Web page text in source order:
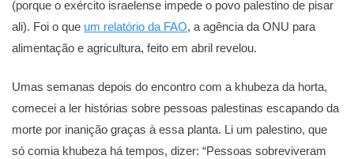
(porque o exército israelense impede o povo palestino de pisar
ali). Foi o que um relatório da FAO, a agência da ONU para
alimentação e agricultura, feito em abril revelou.
Umas semanas depois do encontro com a khubeza da horta,
comecei a ler histórias sobre pessoas palestinas escapando da
morte por inanição graças à essa planta. Li um palestino, que
só comia khubeza há tempos, dizer: “Pessoas sobreviveram